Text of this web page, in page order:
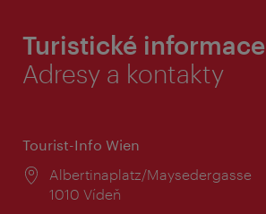
Turistické informace
Adresy a kontakty
Tourist-Info Wien
Místo:
Albertinaplatz/Maysedergasse
1010 Vídeň